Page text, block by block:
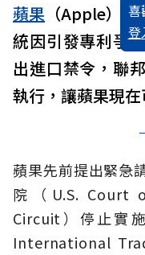
喜
登
蘋果 （Apple）
統因引發專利爭
出進口禁令，聯
執行，讓蘋果現
蘋果先前提出緊急
院（U.S. Court
Circuit）停止實
International